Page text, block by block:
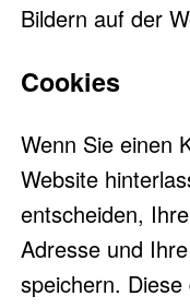
Bildern auf der
Cookies
Wenn Sie einen
Website
entscheiden,
Adresse und
speichern.